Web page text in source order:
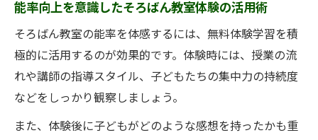
能率向上を意識したそろばん教室体験の活用術
そろばん教室の能率を体感するには、無料体験学習を積
極的に活用するのが効果的です。体験時には、授業の流
れや講師の指導スタイル、子どもたちの集中力の持続度
などをしっかり観察しましょう。
また、体験後に子どもがどのような感想を持ったかも重